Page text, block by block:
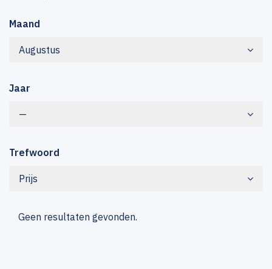
Maand
Augustus
Jaar
—
Trefwoord
Prijs
Geen resultaten gevonden.